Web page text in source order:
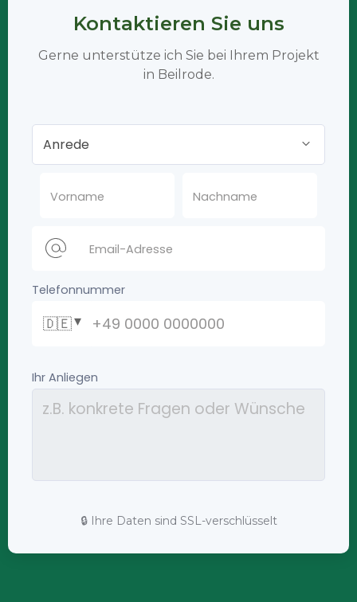
Kontaktieren Sie uns
Gerne unterstütze ich Sie bei Ihrem Projekt
in Beilrode.
🔒 Ihre Daten sind SSL-verschlüsselt